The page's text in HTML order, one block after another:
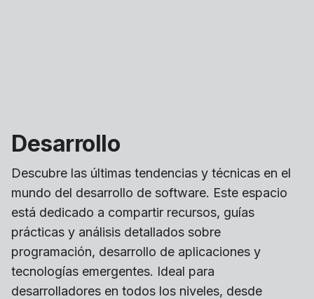
Desarrollo
Descubre las últimas tendencias y técnicas en el
mundo del desarrollo de software. Este espacio
está dedicado a compartir recursos, guías
prácticas y análisis detallados sobre
programación, desarrollo de aplicaciones y
tecnologías emergentes. Ideal para
desarrolladores en todos los niveles, desde